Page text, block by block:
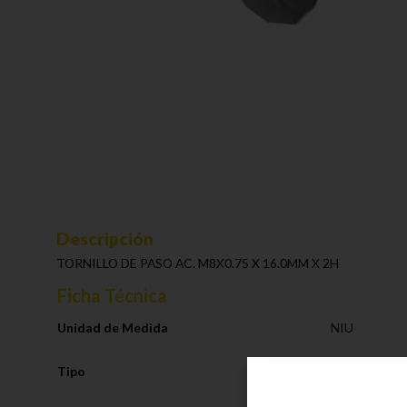
Descripción
TORNILLO DE PASO AC. M8X0.75 X 16.0MM X 2H
Ficha Técnica
Unidad de Medida NIU
Tipo